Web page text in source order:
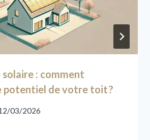
: comment
potentiel de votre toit ?
03/2026